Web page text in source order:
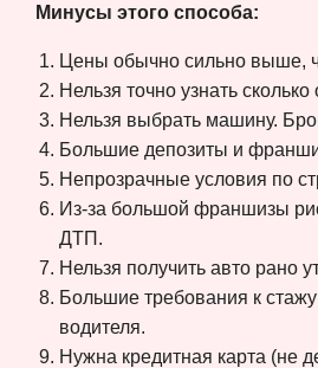
Минусы этого способа:
Цены обычно сильно выше,
Нельзя точно узнать
Нельзя выбрать машину.
Большие депозиты и
Непрозрачные условия по
Из-за большой франшизы
ДТП.
Нельзя получить авто рано
Большие требования к стажу
водителя.
Нужна кредитная карта (не